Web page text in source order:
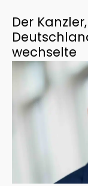
Der
wechselte